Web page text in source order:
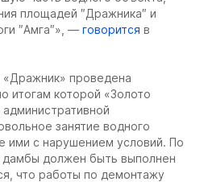
площадей ″Дражника″ и
″Амга″», — говорится в
проведена
итогам которой «Золото
занятие водного
ими с нарушением условий. По
должен быть выполнен
что работы по демонтажу